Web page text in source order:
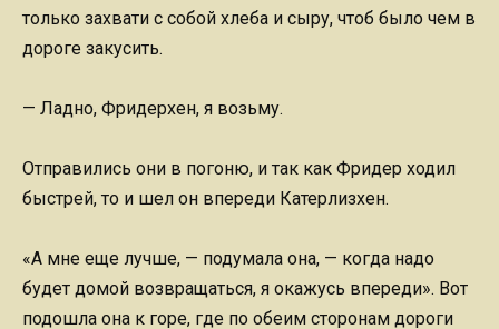
только захвати с собой хлеба и сыру, чтоб было чем в
дороге закусить.
— Ладно, Фридерхен, я возьму.
Отправились они в погоню, и так как Фридер ходил
быстрей, то и шел он впереди Катерлизхен.
«А мне еще лучше, — подумала она, — когда надо
будет домой возвращаться, я окажусь впереди». Вот
подошла она к горе, где по обеим сторонам дороги